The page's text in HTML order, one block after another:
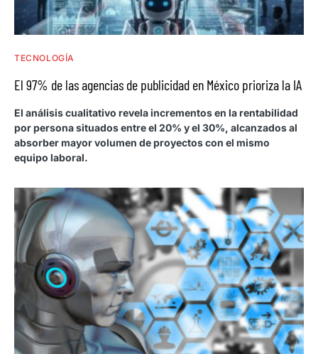
TECNOLOGÍA
El 97% de las agencias de publicidad en México prioriza la IA
El análisis cualitativo revela incrementos en la rentabilidad
por persona situados entre el 20% y el 30%, alcanzados al
absorber mayor volumen de proyectos con el mismo
equipo laboral.